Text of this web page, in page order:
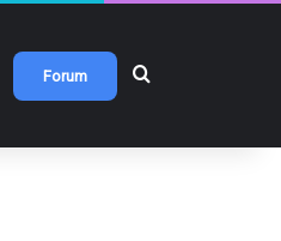
Forum Arama yap ...